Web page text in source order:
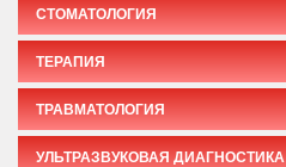
СТОМАТОЛОГИЯ
ТЕРАПИЯ
ТРАВМАТОЛОГИЯ
УЛЬТРАЗВУКОВАЯ ДИАГНОСТИКА